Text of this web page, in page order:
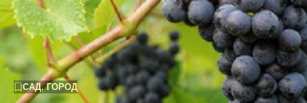
САД, ГОРОД